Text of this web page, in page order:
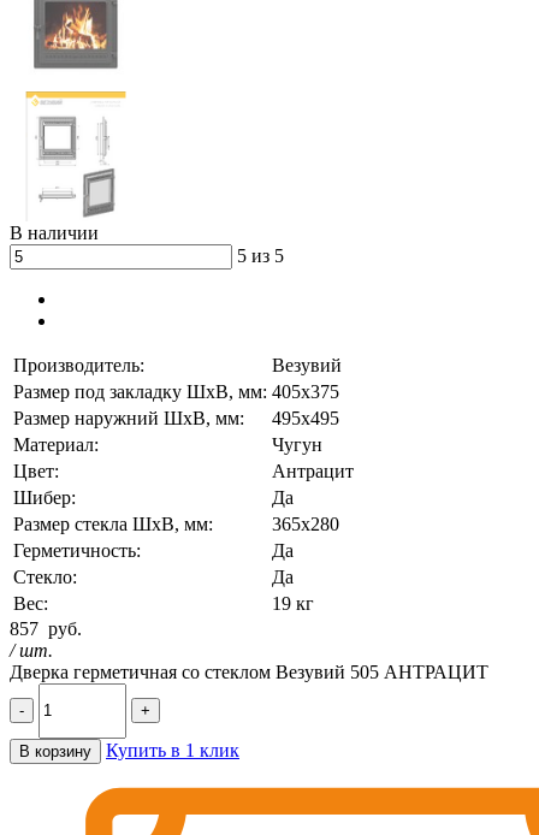
В наличии
5 из 5
Производитель:
Везувий
Размер под закладку ШхВ, мм: 405х375
Размер наружний ШхВ, мм:
495х495
Материал:
Чугун
Цвет:
Антрацит
Шибер:
Да
Размер стекла ШхВ, мм:
365х280
Герметичность:
Да
Стекло:
Да
Вес:
19 кг
857 руб.
/ шт.
Дверка герметичная со стеклом Везувий 505 АНТРАЦИТ
- +
В корзину Купить в 1 клик